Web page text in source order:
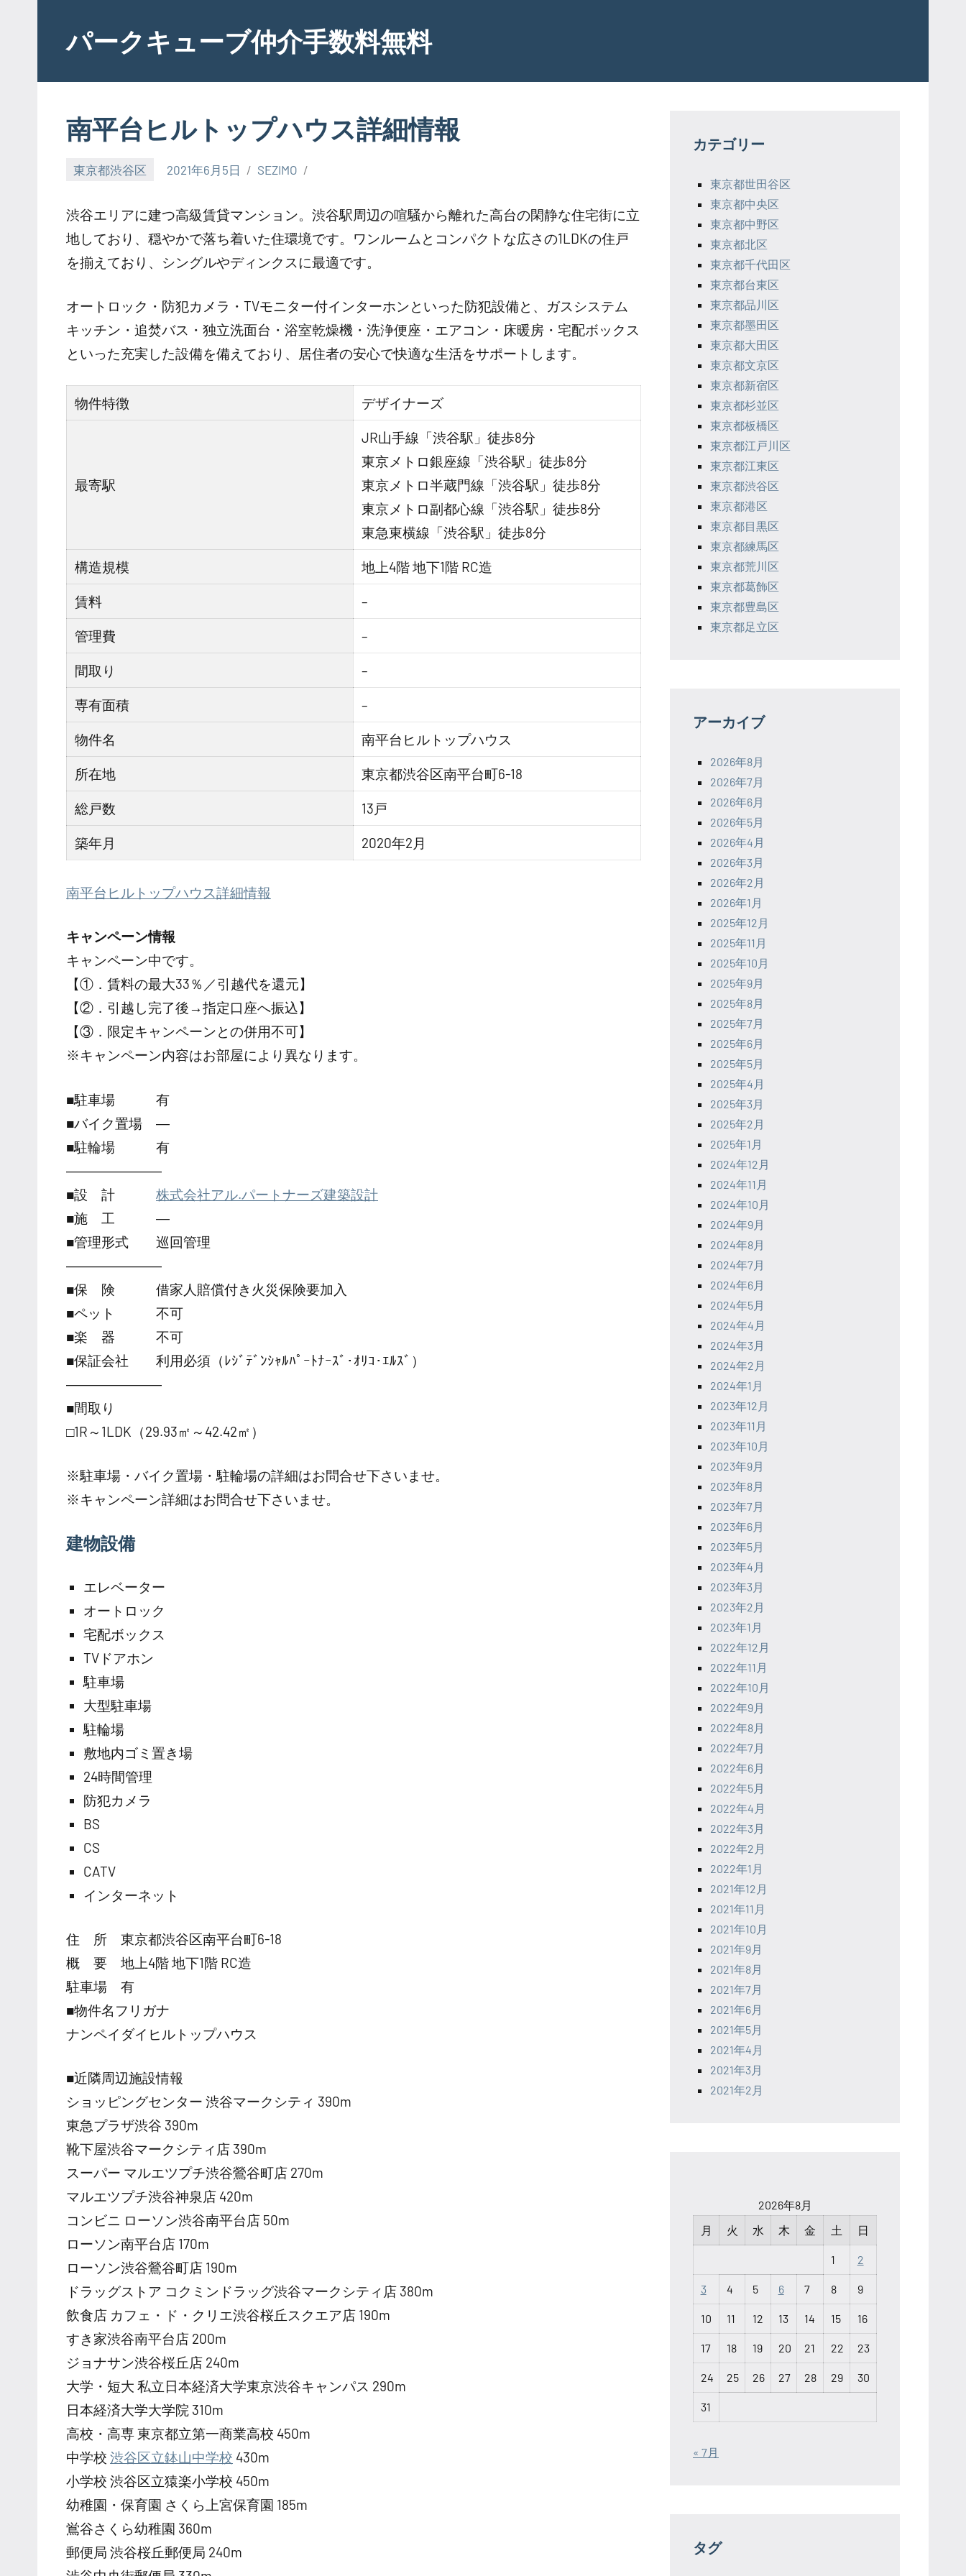
contentパークキューブ仲介手数料無料
南平台ヒルトップハウス詳細情報
東京都渋谷区 2021年6月5日 SEZIMO
渋谷エリアに建つ高級賃貸マンション。渋谷駅周辺の喧騒から離れた高台の閑静な住宅街に立
地しており、穏やかで落ち着いた住環境です。ワンルームとコンパクトな広さの1LDKの住戸
を揃えており、シングルやディンクスに最適です。
オートロック・防犯カメラ・TVモニター付インターホンといった防犯設備と、ガスシステム
キッチン・追焚バス・独立洗面台・浴室乾燥機・洗浄便座・エアコン・床暖房・宅配ボックス
といった充実した設備を備えており、居住者の安心で快適な生活をサポートします。
物件特徴 デザイナーズ
最寄駅
JR山手線「渋谷駅」徒歩8分
東京メトロ銀座線「渋谷駅」徒歩8分
東京メトロ半蔵門線「渋谷駅」徒歩8分
東京メトロ副都心線「渋谷駅」徒歩8分
東急東横線「渋谷駅」徒歩8分
構造規模 地上4階 地下1階 RC造
賃料 –
管理費 –
間取り –
専有面積 –
物件名 南平台ヒルトップハウス
所在地 東京都渋谷区南平台町6-18
総戸数 13戸
築年月 2020年2月
南平台ヒルトップハウス詳細情報
キャンペーン情報
キャンペーン中です。
【①．賃料の最大33％／引越代を還元】
【②．引越し完了後→指定口座へ振込】
【③．限定キャンペーンとの併用不可】
※キャンペーン内容はお部屋により異なります。
■駐車場 有
■バイク置場 ―
■駐輪場 有
―――――――
■設 計 株式会社アル.パートナーズ建築設計
■施 工 ―
■管理形式 巡回管理
―――――――
■保 険 借家人賠償付き火災保険要加入
■ペット 不可
■楽 器 不可
■保証会社 利用必須（ﾚｼﾞﾃﾞﾝｼｬﾙﾊﾟｰﾄﾅｰｽﾞ･ｵﾘｺ･ｴﾙｽﾞ）
―――――――
■間取り
□1R～1LDK（29.93㎡～42.42㎡）
※駐車場・バイク置場・駐輪場の詳細はお問合せ下さいませ。
※キャンペーン詳細はお問合せ下さいませ。
建物設備
エレベーター
オートロック
宅配ボックス
TVドアホン
駐車場
大型駐車場
駐輪場
敷地内ゴミ置き場
24時間管理
防犯カメラ
BS
CS
CATV
インターネット
住 所 東京都渋谷区南平台町6-18
概 要 地上4階 地下1階 RC造
駐車場 有
■物件名フリガナ
ナンペイダイヒルトップハウス
■近隣周辺施設情報
ショッピングセンター 渋谷マークシティ 390m
東急プラザ渋谷 390m
靴下屋渋谷マークシティ店 390m
スーパー マルエツプチ渋谷鶯谷町店 270m
マルエツプチ渋谷神泉店 420m
コンビニ ローソン渋谷南平台店 50m
ローソン南平台店 170m
ローソン渋谷鶯谷町店 190m
ドラッグストア コクミンドラッグ渋谷マークシティ店 380m
飲食店 カフェ・ド・クリエ渋谷桜丘スクエア店 190m
すき家渋谷南平台店 200m
ジョナサン渋谷桜丘店 240m
大学・短大 私立日本経済大学東京渋谷キャンパス 290m
日本経済大学大学院 310m
高校・高専 東京都立第一商業高校 450m
中学校 渋谷区立鉢山中学校 430m
小学校 渋谷区立猿楽小学校 450m
幼稚園・保育園 さくら上宮保育園 185m
鴬谷さくら幼稚園 360m
郵便局 渋谷桜丘郵便局 240m
カテゴリー
東京都世田谷区
東京都中央区
東京都中野区
東京都北区
東京都千代田区
東京都台東区
東京都品川区
東京都墨田区
東京都大田区
東京都文京区
東京都新宿区
東京都杉並区
東京都板橋区
東京都江戸川区
東京都江東区
東京都渋谷区
東京都港区
東京都目黒区
東京都練馬区
東京都荒川区
東京都葛飾区
東京都豊島区
東京都足立区
アーカイブ
2026年8月
2026年7月
2026年6月
2026年5月
2026年4月
2026年3月
2026年2月
2026年1月
2025年12月
2025年11月
2025年10月
2025年9月
2025年8月
2025年7月
2025年6月
2025年5月
2025年4月
2025年3月
2025年2月
2025年1月
2024年12月
2024年11月
2024年10月
2024年9月
2024年8月
2024年7月
2024年6月
2024年5月
2024年4月
2024年3月
2024年2月
2024年1月
2023年12月
2023年11月
2023年10月
2023年9月
2023年8月
2023年7月
2023年6月
2023年5月
2023年4月
2023年3月
2023年2月
2023年1月
2022年12月
2022年11月
2022年10月
2022年9月
2022年8月
2022年7月
2022年6月
2022年5月
2022年4月
2022年3月
2022年2月
2022年1月
2021年12月
2021年11月
2021年10月
2021年9月
2021年8月
2021年7月
2021年6月
2021年5月
2021年4月
2021年3月
2021年2月
2026年8月
月
火 水 木 金 土 日
1 2
3 4 5 6 7 8 9
10 11 12 13 14 15 16
17 18 19 20 21 22 23
24 25 26 27 28 29 30
31
« 7月
タグ